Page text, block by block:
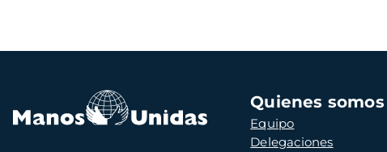
Navegación
principal
Quienes somos
Equipo
Delegaciones